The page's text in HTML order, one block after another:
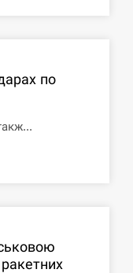
по Харькову,
по